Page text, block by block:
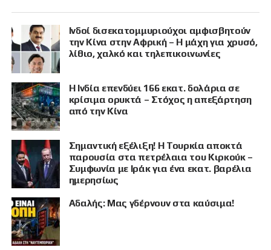
Ινδοί δισεκατομμυριούχοι αμφισβητούν
την Κίνα στην Αφρική – Η μάχη για χρυσό,
λίθιο, χαλκό και τηλεπικοινωνίες
Η Ινδία επενδύει 166 εκατ. δολάρια σε
κρίσιμα ορυκτά – Στόχος η απεξάρτηση
από την Κίνα
Σημαντική εξέλιξη! Η Τουρκία αποκτά
παρουσία στα πετρέλαια του Κιρκούκ –
Συμφωνία με Ιράκ για ένα εκατ. βαρέλια
ημερησίως
Αδαλής: Μας γδέρνουν στα καύσιμα!